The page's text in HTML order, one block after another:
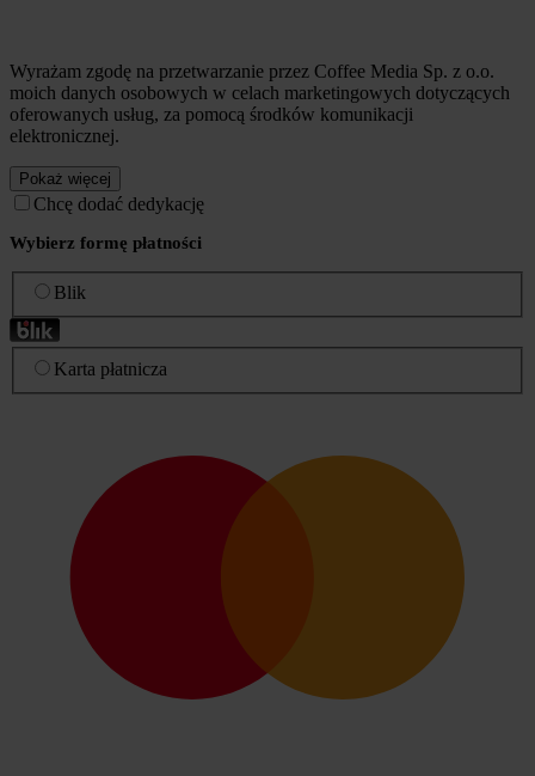
Wyrażam zgodę na przetwarzanie przez Coffee Media Sp. z o.o.
moich danych osobowych w celach marketingowych dotyczących
oferowanych usług, za pomocą środków komunikacji
elektronicznej.
Pokaż więcej
Chcę dodać dedykację
Wybierz formę płatności
Blik
Karta płatnicza